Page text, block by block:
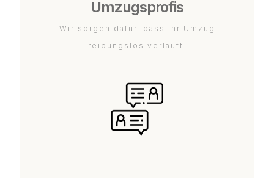
Umzugsprofis
Wir sorgen dafür, dass Ihr Umzug
reibungslos verläuft.